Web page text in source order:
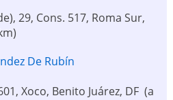
29, Cons. 517, Roma Sur,
De Rubín
Xoco, Benito Juárez, DF(a